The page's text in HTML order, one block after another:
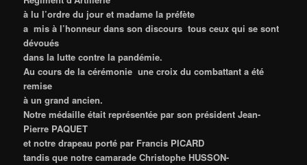
à lu l’ordre du jouret madame la préfète
a mis à l’honneur dans son discours tous ceux qui se sont
dévoués
dans la lutte contre la pandémie.
Au cours de la cérémonie une croix du combattant a été
remise
à un grandancien.
Notre médaille était représentée par son président Jean-
Pierre PAQUET
et notredrapeau porté par Francis PICARD
tandis que notre camarade Christophe HUSSON-